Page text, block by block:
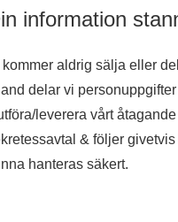
information
aldrig sälja eller
delar vi
leverera vårt
& följer
hanteras säkert.